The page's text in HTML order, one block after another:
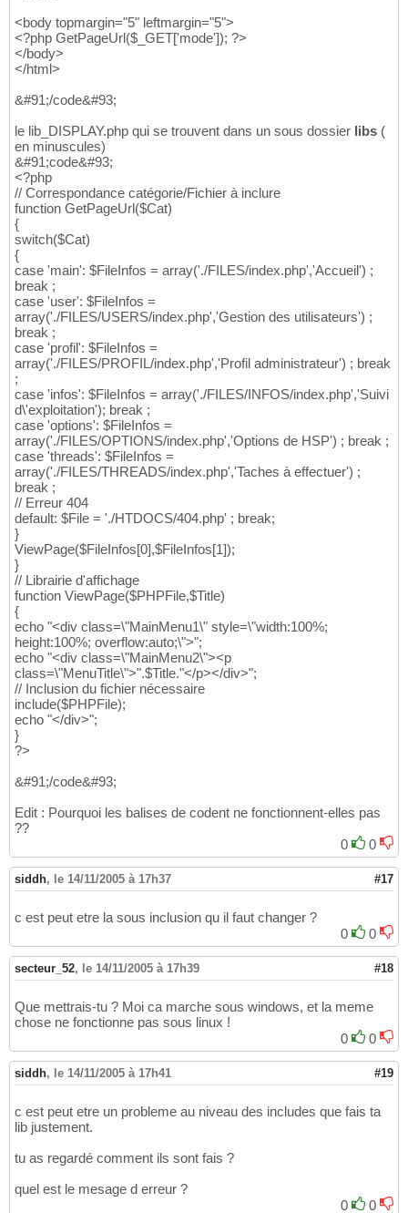
<body topmargin="5" leftmargin="5">
<?php GetPageUrl($_GET['mode']); ?>
</body>
</html>
&#91;/code&#93;
le lib_DISPLAY.php qui se trouvent dans un sous dossier libs (
en minuscules)
&#91;code&#93;
<?php
// Correspondance catégorie/Fichier à inclure
function GetPageUrl($Cat)
{
switch($Cat)
{
case 'main': $FileInfos = array('./FILES/index.php','Accueil') ;
break ;
case 'user': $FileInfos =
array('./FILES/USERS/index.php','Gestion des utilisateurs') ;
break ;
case 'profil': $FileInfos =
array('./FILES/PROFIL/index.php','Profil administrateur') ; break
;
case 'infos': $FileInfos = array('./FILES/INFOS/index.php','Suivi
d\'exploitation'); break ;
case 'options': $FileInfos =
array('./FILES/OPTIONS/index.php','Options de HSP') ; break ;
case 'threads': $FileInfos =
array('./FILES/THREADS/index.php','Taches à effectuer') ;
break ;
// Erreur 404
default: $File = './HTDOCS/404.php' ; break;
}
ViewPage($FileInfos[0],$FileInfos[1]);
}
// Librairie d'affichage
function ViewPage($PHPFile,$Title)
{
echo "<div class=\"MainMenu1\" style=\"width:100%;
height:100%; overflow:auto;\">";
echo "<div class=\"MainMenu2\"><p
class=\"MenuTitle\">".$Title."</p></div>";
// Inclusion du fichier nécessaire
include($PHPFile);
echo "</div>";
}
?>
&#91;/code&#93;
Edit : Pourquoi les balises de codent ne fonctionnent-elles pas
??
0
0
siddh, le 14/11/2005 à 17h37 #17
c est peut etre la sous inclusion qu il faut changer ?
0
0
secteur_52, le 14/11/2005 à 17h39 #18
Que mettrais-tu ? Moi ca marche sous windows, et la meme
chose ne fonctionne pas sous linux !
0
0
siddh, le 14/11/2005 à 17h41 #19
c est peut etre un probleme au niveau des includes que fais ta
lib justement.
tu as regardé comment ils sont fais ?
quel est le mesage d erreur ?
0
0